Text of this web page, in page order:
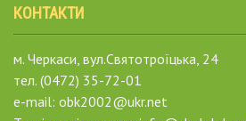
КОНТАКТИ
м. Черкаси, вул.Святотроїцька, 24
тел. (0472) 35-72-01
e-mail: obk2002@ukr.net